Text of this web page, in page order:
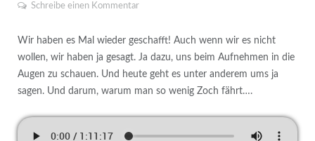
Schreibe einen Kommentar
Wir haben es Mal wieder geschafft! Auch wenn wir es nicht
wollen, wir haben ja gesagt. Ja dazu, uns beim Aufnehmen in die
Augen zu schauen. Und heute geht es unter anderem ums ja
sagen. Und darum, warum man so wenig Zoch fährt….